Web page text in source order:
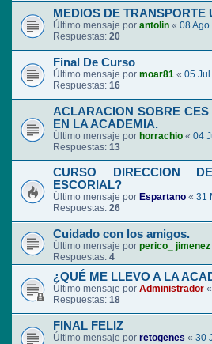
MEDIOS DE TRANSPORTE
Último mensaje por antolin « 08 Ago
Respuestas: 20
Final De Curso
Último mensaje por moar81 « 05
Respuestas: 16
ACLARACION SOBRE
EN LA ACADEMIA.
Último mensaje por horrachio « 04
Respuestas: 13
CURSO DIRECCION
ESCORIAL?
Último mensaje por Espartano « 31
Respuestas: 26
Cuidado con los amigos.
Último mensaje por perico_ jimenez
Respuestas: 4
¿QUÉ ME LLEVO A LA
Último mensaje por Administrador «
Respuestas: 18
FINAL FELIZ
Último mensaje por retogenes « 30